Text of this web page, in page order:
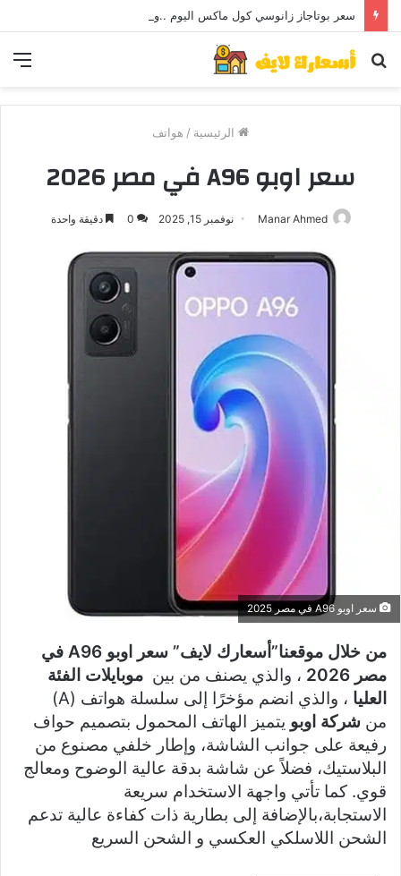
سعر بوتاجاز زانوسي كول ماكس اليوم ..و5 عيوب
بحث
الرئيسية / هواتف
سعر اوبو A96 في مصر 2026
Manar Ahmed نوفمبر 15, 2025 0 دقيقة واحدة
سعر اوبو A96 في مصر 2025
من خلال موقعنا”أسعارك لايف” سعر اوبو A96 في
مصر 2026
، والذي يصنف من بين موبايلات الفئة
العليا
، والذي انضم مؤخرًا إلى سلسلة هواتف (A)
من شركة اوبو يتميز الهاتف المحمول بتصميم حواف
رفيعة على جوانب الشاشة، وإطار خلفي مصنوع من
البلاستيك، فضلاً عن شاشة بدقة عالية الوضوح ومعالج
قوي. كما تأتي واجهة الاستخدام سريعة
الاستجابة،بالإضافة إلى بطارية ذات كفاءة عالية تدعم
الشحن اللاسلكي العكسي و الشحن السريع